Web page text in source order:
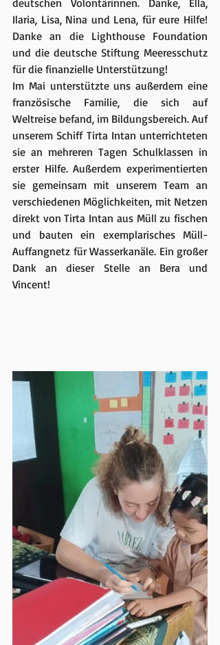
deutschen Volontärinnen. Danke, Ella,
Ilaria, Lisa, Nina und Lena, für eure Hilfe!
Danke an die Lighthouse Foundation
und die deutsche Stiftung Meeresschutz
für die finanzielle Unterstützung!
Im Mai unterstützte uns außerdem eine
französische Familie, die sich auf
Weltreise befand, im Bildungsbereich. Auf
unserem Schiff Tirta Intan unterrichteten
sie an mehreren Tagen Schulklassen in
erster Hilfe. Außerdem experimentierten
sie gemeinsam mit unserem Team an
verschiedenen Möglichkeiten, mit Netzen
direkt von Tirta Intan aus Müll zu fischen
und bauten ein exemplarisches Müll-
Auffangnetz für Wasserkanäle. Ein großer
Dank an dieser Stelle an Bera und
Vincent!